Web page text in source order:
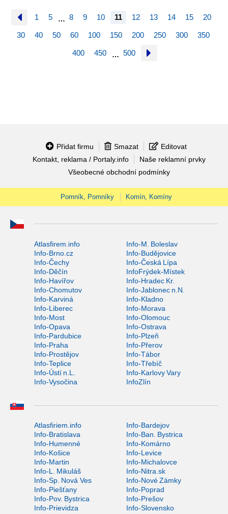
1 5 … 8 9 10 11 12 13 14 15 20
30 40 50 60 100 150 200 250 300 350
400 450 … 500
Přidat firmu Smazat
Editovat
Kontakt, reklama / Portaly.info
Naše reklamní prvky
Všeobecné obchodní podmínky
Pomník, Pomníky Komín, Komíny
Atlasfirem.info
Info-M. Boleslav
Info-Brno.cz
Info-Budějovice
Info-Čechy
Info-Česká Lípa
Info-Děčín
InfoFrýdek-Místek
Info-Havířov
Info-Hradec Kr.
Info-Chomutov
Info-Jablonec n.N.
Info-Karviná
Info-Kladno
Info-Liberec
Info-Morava
Info-Most
Info-Olomouc
Info-Opava
Info-Ostrava
Info-Pardubice
Info-Plzeň
Info-Praha
Info-Přerov
Info-Prostějov
Info-Tábor
Info-Teplice
Info-Třebíč
Info-Ústí n.L.
Info-Karlovy Vary
Info-Vysočina
InfoZlín
Atlasfiriem.info
Info-Bardejov
Info-Bratislava
Info-Ban. Bystrica
Info-Humenné
Info-Komárno
Info-Košice
Info-Levice
Info-Martin
Info-Michalovce
Info-L. Mikuláš
Info-Nitra.sk
Info-Sp. Nová Ves
Info-Nové Zámky
Info-Piešťany
Info-Poprad
Info-Pov. Bystrica
Info-Prešov
Info-Prievidza
Info-Slovensko